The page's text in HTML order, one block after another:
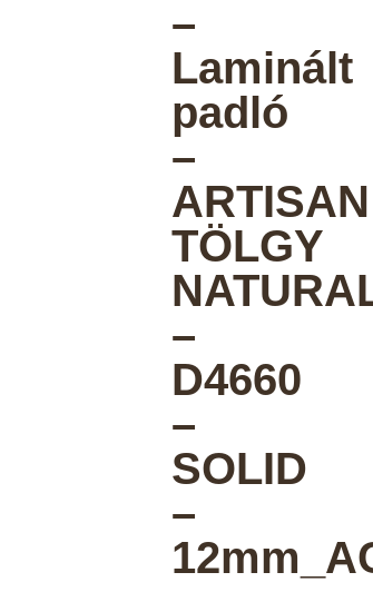
–
Laminált
padló
–
ARTISAN
TÖLGY
–
D4660
–
SOLID
–